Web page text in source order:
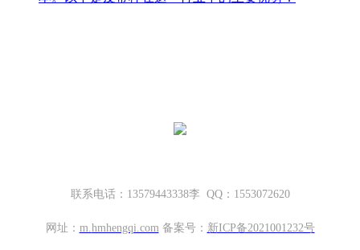
联系电话：13579443338李 QQ：1553072620
网址： m. hmhengqi.com 备案号： 新ICP备2021001232号